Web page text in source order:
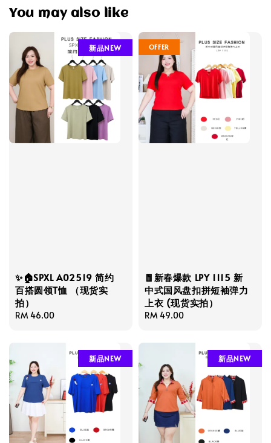
You may also like
新品NEW
✨🏠SPXL A02519 简约
百搭圆领T恤 （现货实
拍）
Regular
RM 46.00
OFFER
🧧新春爆款 LPY 1115 新
中式国风盘扣拼短袖弹力
上衣 (现货实拍）
Regular
RM 49.00
新品NEW 新品NEW